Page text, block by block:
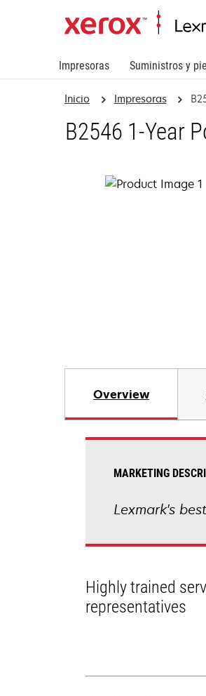
Impresoras Suministros y
Inicio Impresoras
B2546 1-Year
Overview
MARKETING
Lexmark's
Highly trained
representatives